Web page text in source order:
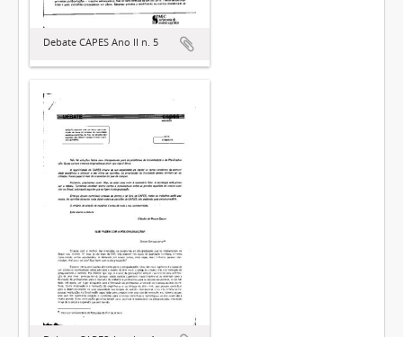
Debate CAPES Ano II n. 5